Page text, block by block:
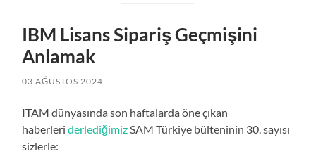
IBM Lisans Sipariş Geçmişini
Anlamak
03 AĞUSTOS 2024
ITAM dünyasında son haftalarda öne çıkan
haberleriderlediğimizSAM Türkiye bülteninin 30. sayısı
sizlerle: